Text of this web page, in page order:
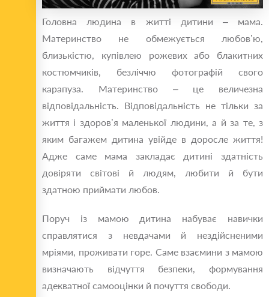
Головна людина в житті дитини – мама.
Материнство не обмежується любов’ю,
близькістю, купівлею рожевих або блакитних
костюмчиків, безліччю фотографій свого
карапуза. Материнство – це величезна
відповідальність. Відповідальність не тільки за
життя і здоров’я маленької людини, а й за те, з
яким багажем дитина увійде в доросле життя!
Адже саме мама закладає дитині здатність
довіряти світові й людям, любити й бути
здатною приймати любов.
Поруч із мамою дитина набуває навички
справлятися з невдачами й нездійсненими
мріями, проживати горе. Саме взаємини з мамою
визначають відчуття безпеки, формування
адекватної самооцінки й почуття свободи.